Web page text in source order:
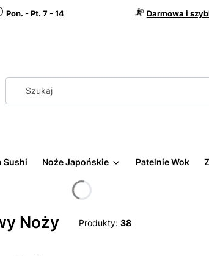
Pon. - Pt. 7 - 14 Darmowa i
Sushi Noże Japońskie Patelnie Wok
Noży Produkty: 38